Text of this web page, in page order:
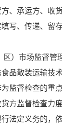
、承运方、收
写、传递、留
市场监督管理
食品散装运输技
监督检查的重
方监督检查力
法定义务的，